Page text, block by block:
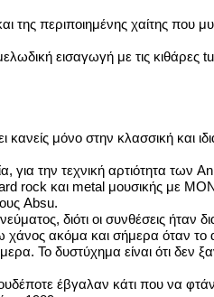
περιποιημένης χαίτης που
εισαγωγή με τις
μόνο στην κλασσική και
για την τεχνική αρτιότητα
rock και metal μουσικής με
Absu.
διότι οι συνθέσεις ήταν
χάνος ακόμα και σήμερα όταν το
Το δυστύχημα είναι ότι
έβγαλαν κάτι που να